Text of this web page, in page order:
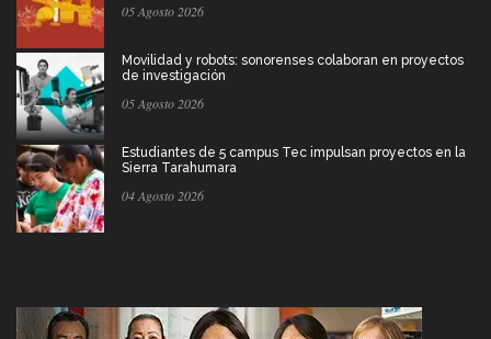
05 Agosto 2026
Movilidad y robots: sonorenses colaboran en proyectos
de investigación
05 Agosto 2026
Estudiantes de 5 campus Tec impulsan proyectos en la
Sierra Tarahumara
04 Agosto 2026